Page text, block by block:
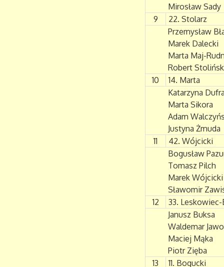
Mirosław Sady
9
22. Stolarz
Przemysław
Marek Dalecki
Marta Maj-
Robert
10
14. Marta
Katarzyna
Marta Sikora
Adam
Justyna Żmuda
11
42. Wójcicki
Bogusław
Tomasz Pilch
Marek Wójcicki
Sławomir
12
33.
Janusz Buksa
Waldemar
Maciej Mąka
Piotr Zięba
13
11. Bogucki